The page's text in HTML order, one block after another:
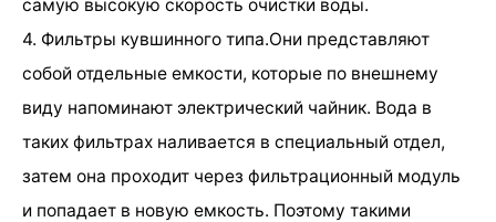
самую высокую скорость очистки воды.
4. Фильтры кувшинного типа.Они представляют
собой отдельные емкости, которые по внешнему
виду напоминают электрический чайник. Вода в
таких фильтрах наливается в специальный отдел,
затем она проходит через фильтрационный модуль
и попадает в новую емкость. Поэтому такими